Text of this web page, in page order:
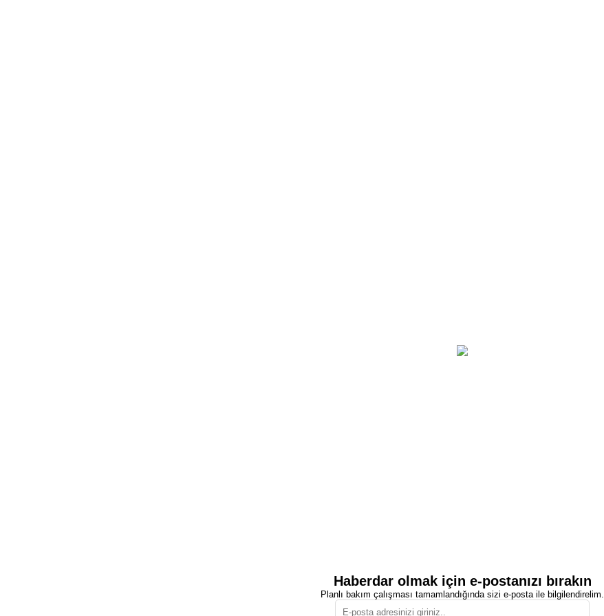
Haberdar olmak için e-postanızı bırakın
Planlı bakım çalışması tamamlandığında sizi e-posta ile bilgilendirelim.